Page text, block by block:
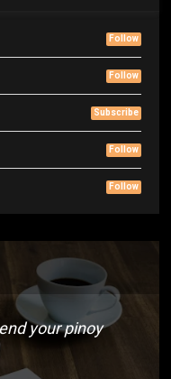
Follow
Follow
Subscribe
Follow
Follow
your pinoy